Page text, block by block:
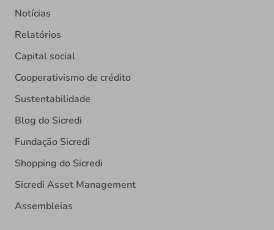
Notícias
Relatórios
Capital social
Cooperativismo de crédito
Sustentabilidade
Blog do Sicredi
Fundação Sicredi
Shopping do Sicredi
Sicredi Asset Management
Assembleias